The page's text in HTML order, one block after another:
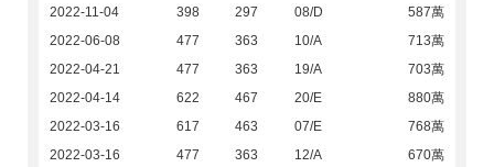
2022-11-04 398 297 08/D
587萬
2022-06-08
477 363 10/A
713萬
2022-04-21
477 363 19/A
703萬
2022-04-14
622 467 20/E
880萬
2022-03-16
617 463 07/E
768萬
2022-03-16
477 363 12/A
670萬